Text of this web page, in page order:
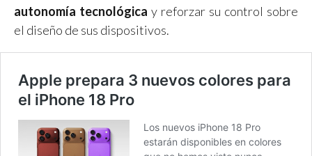
autonomía tecnológica y reforzar su control sobre
el diseño de sus dispositivos.